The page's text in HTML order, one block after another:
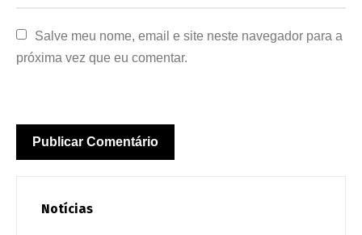
Salve meu nome, email e site neste navegador para a
próxima vez que eu comentar.
Notícias